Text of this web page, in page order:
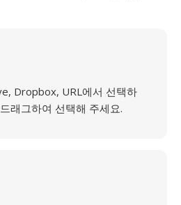
Dropbox, URL에서 선택하
래그하여 선택해 주세요.